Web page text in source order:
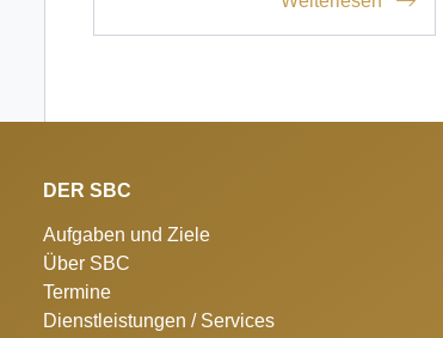
DER SBC
Aufgaben und Ziele
Über SBC
Termine
Dienstleistungen / Services